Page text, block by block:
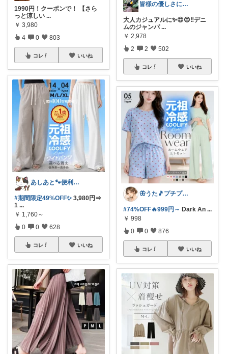
1990円！クーポンで！ 【さら
っと涼しい ...
￥ 3,980
4 0 803
コレ いいね
あしあと🐾便利グッズ🌸いつも感謝
#期間限定49%OFF✨ 3,980円⇒
1 ...
￥ 1,760～
0 0 628
コレ いいね
皆様の優しさに感謝です✨happyミルク
大人カジュアルに✨😍😍‼️デニ
ムのジャンパ ...
￥ 2,978
2 2 502
コレ いいね
🦋うた🎵プチプラでも妥協したくない
#74%OFF🔥999円～ Dark An ...
￥ 998
0 0 876
コレ いいね